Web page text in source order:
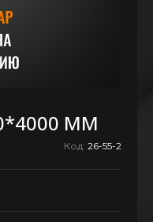
ММ
Код: 26-55-2